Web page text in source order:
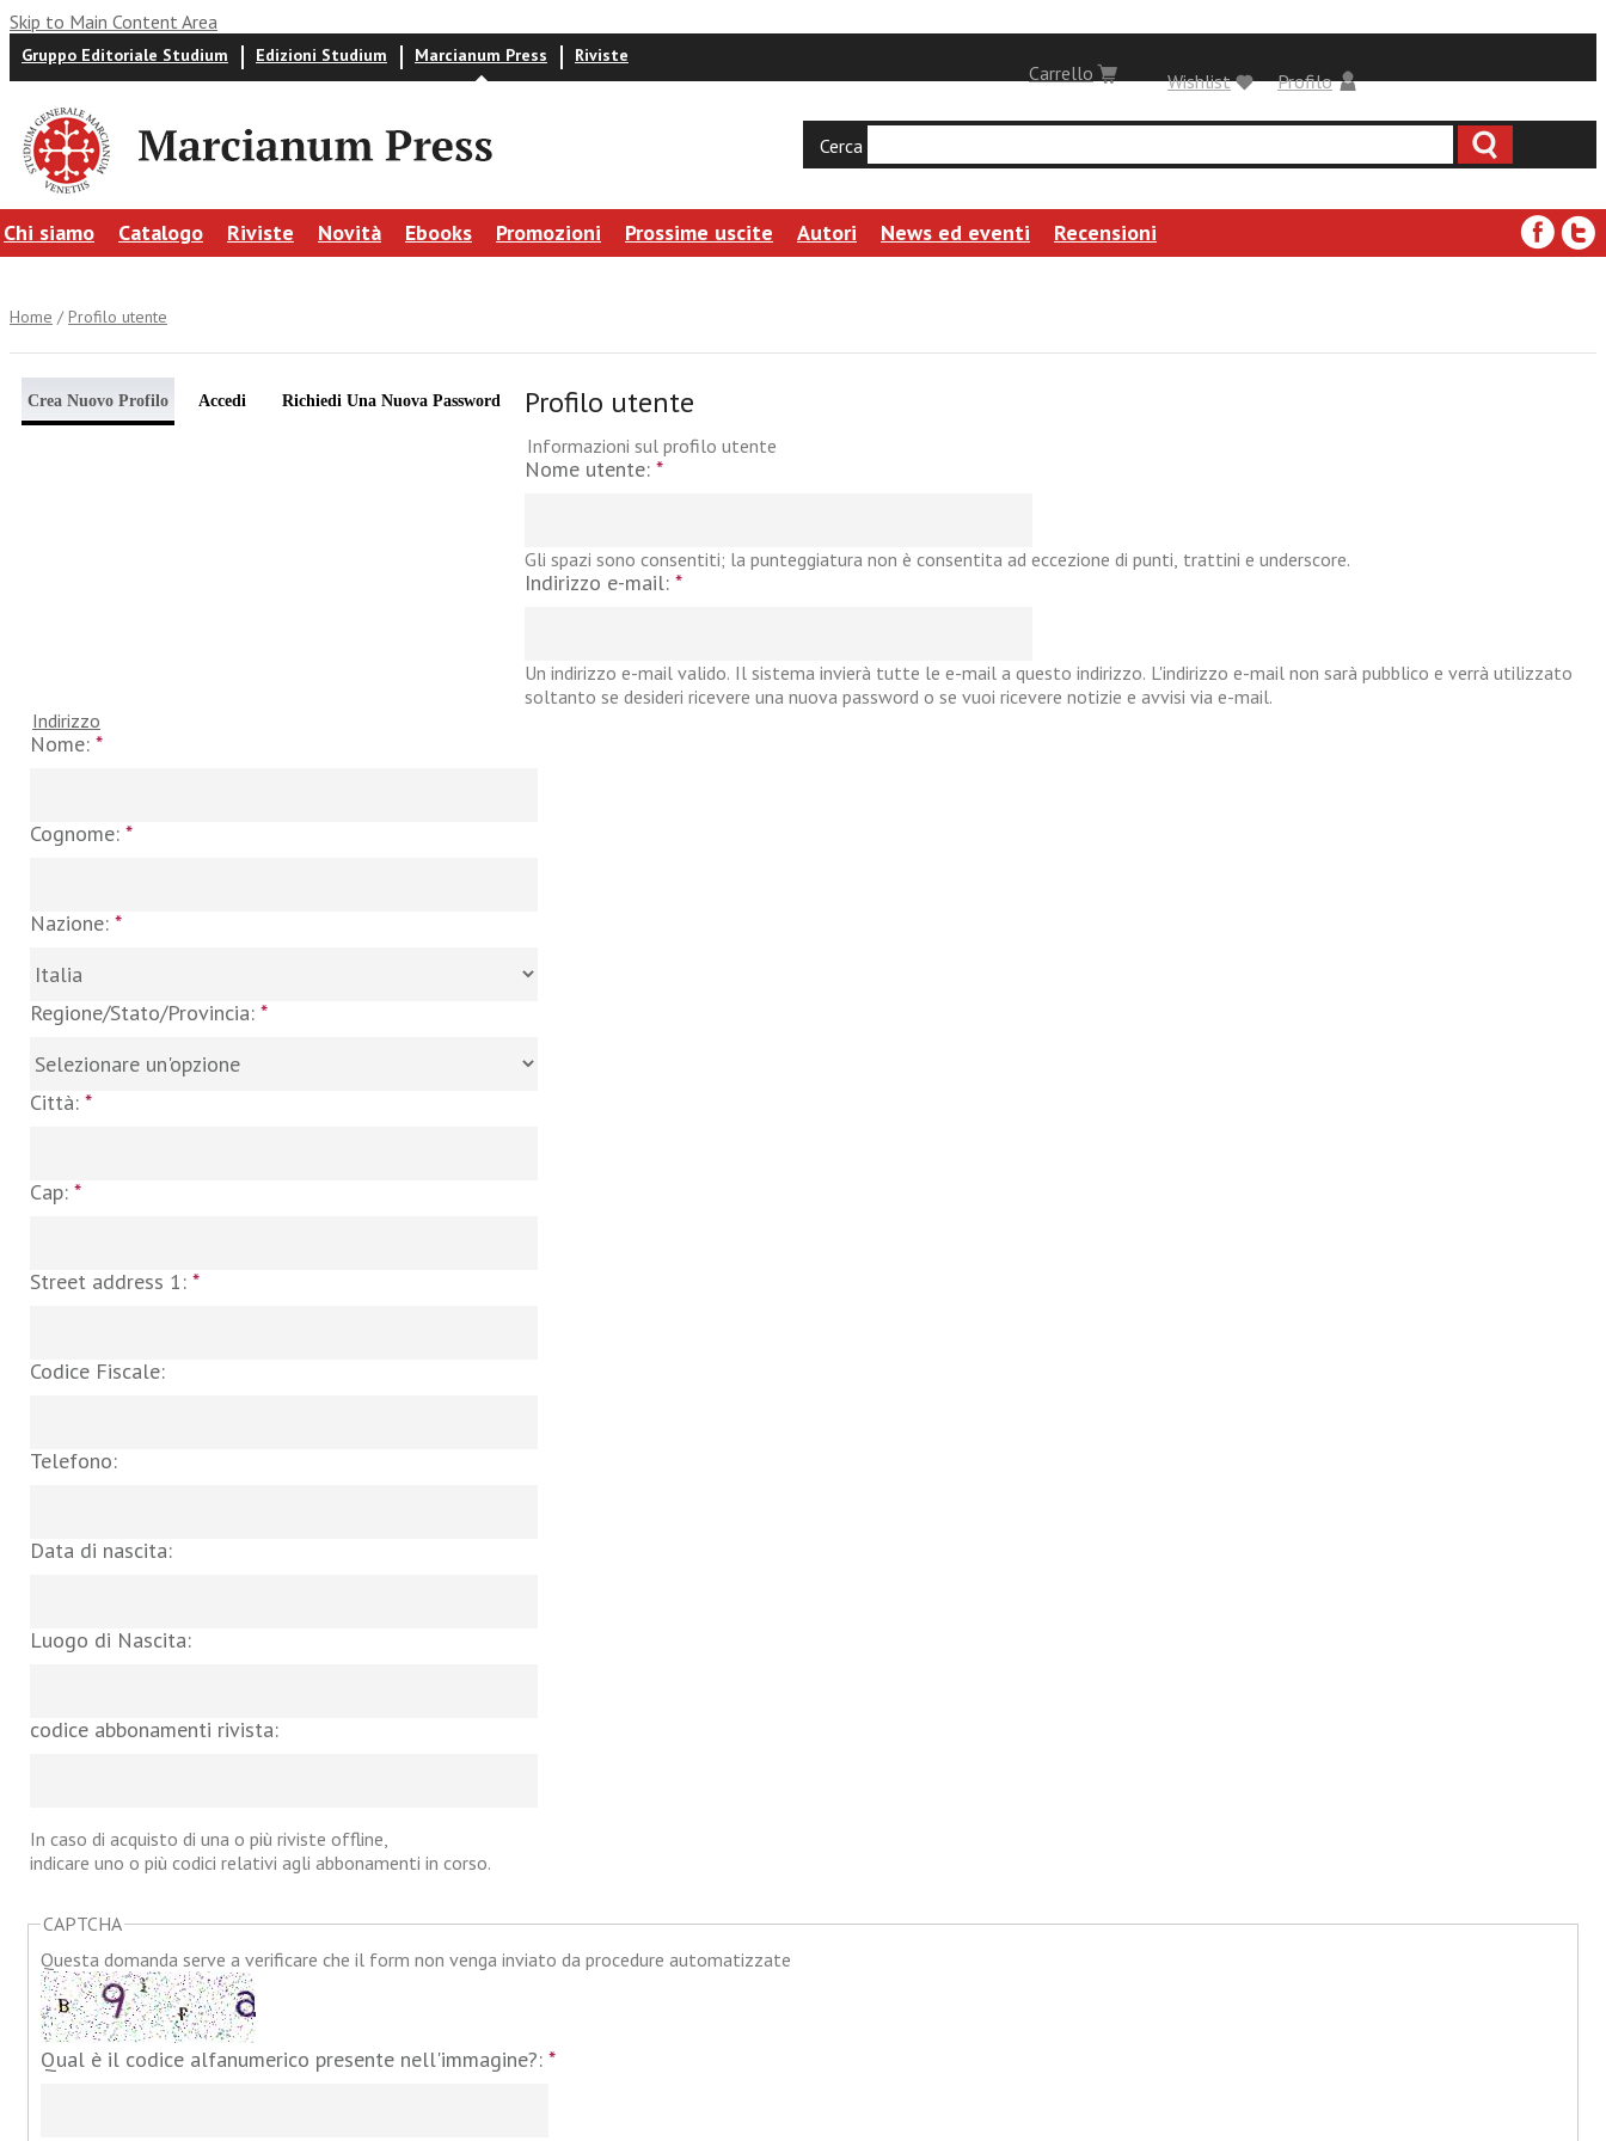
Skip to Main Content Area
Gruppo Editoriale Studium Edizioni Studium Marcianum Press Riviste
Carrello Profilo
Wishlist
Cerca
Chi siamo Catalogo Riviste Novità Ebooks Promozioni Prossime uscite Autori News ed eventi Recensioni
Home / Profilo utente
Crea Nuovo Profilo Accedi Richiedi Una Nuova Password Profilo utente
Informazioni sul profilo utente
Nome utente: *
Gli spazi sono consentiti; la punteggiatura non è consentita ad eccezione di punti, trattini e underscore.
Indirizzo e-mail: *
Un indirizzo e-mail valido. Il sistema invierà tutte le e-mail a questo indirizzo. L'indirizzo e-mail non sarà pubblico e verrà utilizzato
soltanto se desideri ricevere una nuova password o se vuoi ricevere notizie e avvisi via e-mail.
Indirizzo
Nome: *
Cognome: *
Nazione: *
Regione/Stato/Provincia: *
Città: *
Cap: *
Street address 1: *
Codice Fiscale:
Telefono:
Data di nascita:
Luogo di Nascita:
codice abbonamenti rivista:
In caso di acquisto di una o più riviste offline,
indicare uno o più codici relativi agli abbonamenti in corso.
CAPTCHA
Questa domanda serve a verificare che il form non venga inviato da procedure automatizzate
Qual è il codice alfanumerico presente nell'immagine?: *